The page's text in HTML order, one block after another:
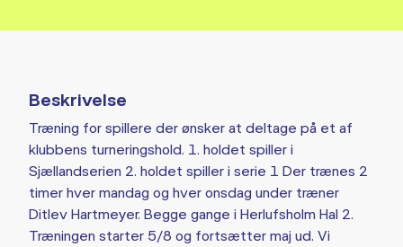
Beskrivelse
Træning for spillere der ønsker at deltage på et af
klubbens turneringshold. 1. holdet spiller i
Sjællandserien 2. holdet spiller i serie 1 Der trænes 2
timer hver mandag og hver onsdag under træner
Ditlev Hartmeyer. Begge gange i Herlufsholm Hal 2.
Træningen starter 5/8 og fortsætter maj ud. Vi